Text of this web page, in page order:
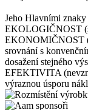
Jeho Hlavními znaky
EKOLOGIČNOST
EKONOMIČNOST
srovnání s
dosažení stejného
EFEKTIVITA
výraznou úsporu